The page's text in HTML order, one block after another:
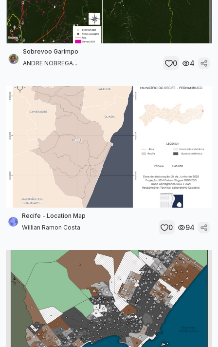
Sobrevoo Garimpo
ANDRE NOBREGA...
0 4
Recife - Location Map
Willian Ramon Costa
0 94